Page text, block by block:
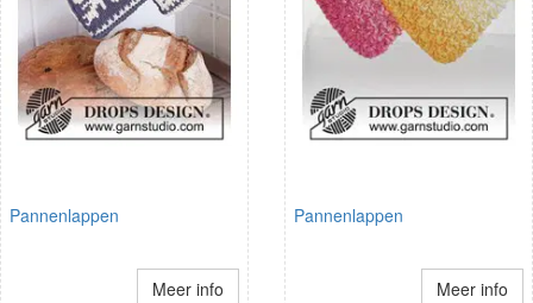
Pannenlappen
Meer info
Pannenlappen
Meer info